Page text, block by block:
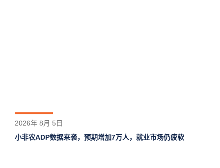
2026年 8月 5日
小非农ADP数据来袭，预期增加7万人，就业市场仍疲软